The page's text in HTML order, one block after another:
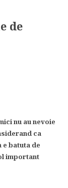
de
nu au nevoie
ca
e batuta de
important